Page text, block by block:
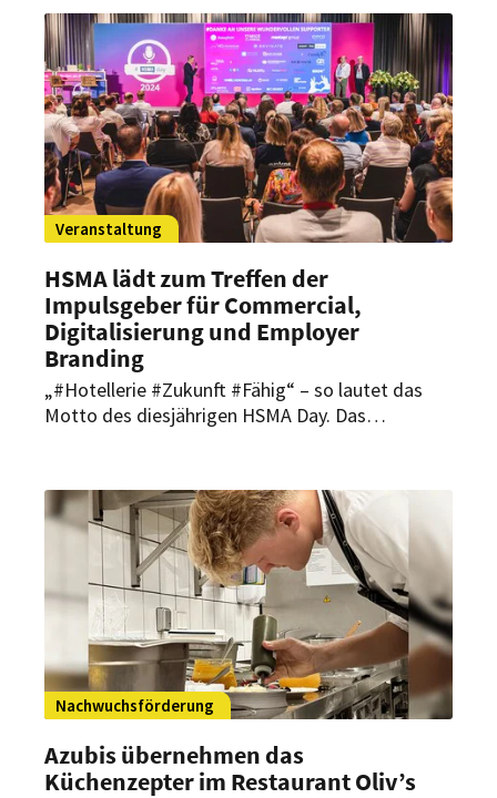
das Vertrieb und Meeting- & Eventplanung enger
verzahnt und damit direkt auf aktuelle
Marktbedürfnisse reagiert.
Veranstaltung
HSMA lädt zum Treffen der
Impulsgeber für Commercial,
Digitalisierung und Employer
Branding
„#Hotellerie #Zukunft #Fähig“ – so lautet das
Motto des diesjährigen HSMA Day. Das
Deutschland vor allem auf praxisrelevante
Inhalte für den Hotelalltag.
Nachwuchsförderung
Azubis übernehmen das
Küchenzepter im Restaurant Oliv’s